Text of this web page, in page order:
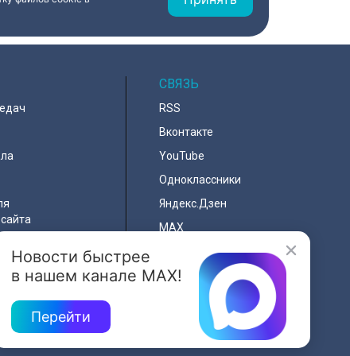
Новости быстрее
в нашем канале MAX!
Перейти
СВЯЗЬ
RSS
Вконтакте
YouTube
Одноклассники
Яндекс.Дзен
MAX